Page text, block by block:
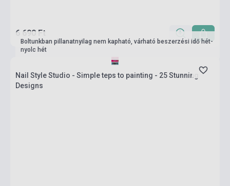
6 690 Ft
Boltunkban pillanatnyilag nem kapható, várható beszerzési idő hét-
nyolc hét
Nail Style Studio - Simple teps to painting - 25 Stunning
Designs